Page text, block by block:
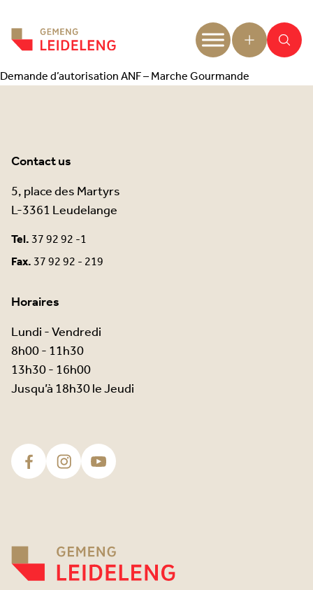
Demande d’autorisation ANF – Marche Gourmande
Contact us
5, place des Martyrs
L-3361 Leudelange
Tel.37 92 92 -1
Fax.37 92 92 - 219
Horaires
Lundi - Vendredi
8h00 - 11h30
13h30 - 16h00
Jusqu’à 18h30 le Jeudi